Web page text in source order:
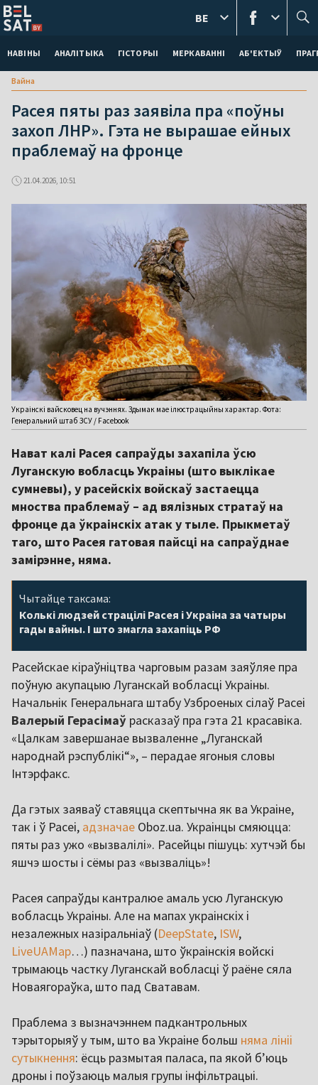
НАВІНЫ АНАЛІТЫКА ГІСТОРЫІ МЕРКАВАННI АБ'ЕКТЫЎ
BE
Вайна
Расея пяты раз заявіла пра «поўны
захоп ЛНР». Гэта не вырашае ейных
праблемаў на фронце
21.04.2026, 10:51
Украінскі вайсковец на вучэннях. Здымак мае ілюстрацыйны характар. Фота:
Генеральний штаб ЗСУ / Facebook
Нават калі Расея сапраўды захапіла ўсю
Луганскую вобласць Украіны (што выклікае
сумневы), у расейскіх войскаў застаецца
мноства праблемаў – ад вялізных стратаў на
фронце да ўкраінскіх атак у тыле. Прыкметаў
таго, што Расея гатовая пайсці на сапраўднае
замірэнне, няма.
Чытайце таксама:
Колькі людзей страцілі Расея і Украіна за чатыры
гады вайны. І што змагла захапіць РФ
Расейскае кіраўніцтва чарговым разам заяўляе пра
поўную акупацыю Луганскай вобласці Украіны.
Начальнік Генеральнага штабу Узброеных сілаў Расеі
Валерый Герасімаў расказаў пра гэта 21 красавіка.
«Цалкам завершанае вызваленне „Луганскай
народнай рэспублікі“», – перадае ягоныя словы
Інтэрфакс.
Да гэтых заяваў ставяцца скептычна як ва Украіне,
так і ў Расеі, адзначае Oboz.ua. Украінцы смяюцца:
пяты раз ужо «вызвалілі». Расейцы пішуць: хутчэй бы
яшчэ шосты і сёмы раз «вызваліць»!
Расея сапраўды кантралюе амаль усю Луганскую
вобласць Украіны. Але на мапах украінскіх і
незалежных назіральніаў (DeepState, ISW,
LiveUAMap…) пазначана, што ўкраінскія войскі
трымаюць частку Луганскай вобласці ў раёне сяла
Новаягораўка, што пад Сватавам.
Праблема з вызначэннем падкантрольных
тэрыторыяў у тым, што ва Украіне больш няма лініі
сутыкнення: ёсць размытая паласа, па якой б’юць
дроны і поўзаюць малыя групы інфільтрацыі.